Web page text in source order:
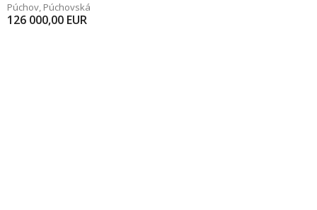
Púchov, Púchovská
126 000,00 EUR